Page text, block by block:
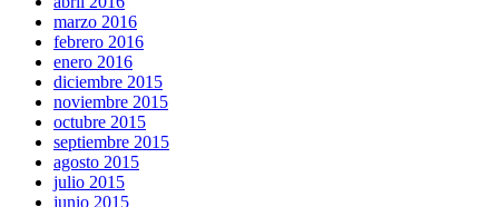
marzo 2016
febrero 2016
enero 2016
diciembre 2015
noviembre 2015
octubre 2015
septiembre 2015
agosto 2015
julio 2015
junio 2015